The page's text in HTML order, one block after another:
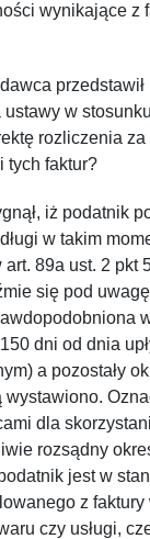
wynikające z
w
rozliczenia za
tych faktur?
iż podatnik
w takim
89a ust. 2 pkt
się pod
dni od dnia
a pozostały
wystawiono.
dla
rozsądny
jest w
z
czy usługi,